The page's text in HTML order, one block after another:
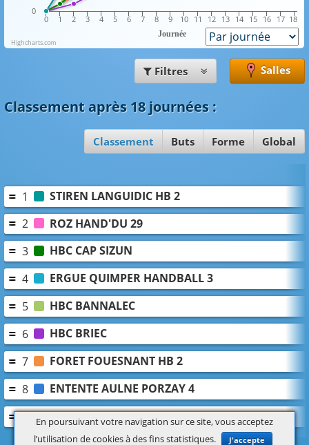
Journée
0 1 2 3 4 5 6 7 8 9 10 11 12 13 14 15 16 17 18
0
Highcharts.com
Filtres Salles
Classement après 18 journées:
Classement Buts Forme Global
1
STIREN LANGUIDIC HB 2
2
ROZ HAND'DU 29
3
HBC CAP SIZUN
4
ERGUE QUIMPER HANDBALL 3
5
HBC BANNALEC
6
HBC BRIEC
7
FORET FOUESNANT HB 2
8
ENTENTE AULNE PORZAY 4
9
HANDBALL SUD 29 3 (FG)
En poursuivant votre navigation sur ce site, vous acceptez
l’utilisation de cookies à des fins statistiques.
J'accepte